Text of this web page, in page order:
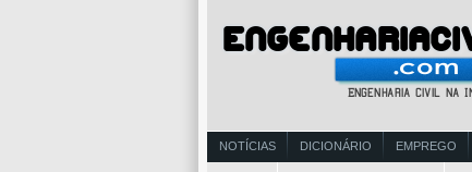
NOTÍCIAS DICIONÁRIO EMPREGO